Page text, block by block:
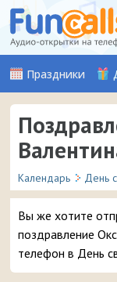
Праздники
Календарь День
Вы же хотите
поздравление
телефон в День
уверены, ей